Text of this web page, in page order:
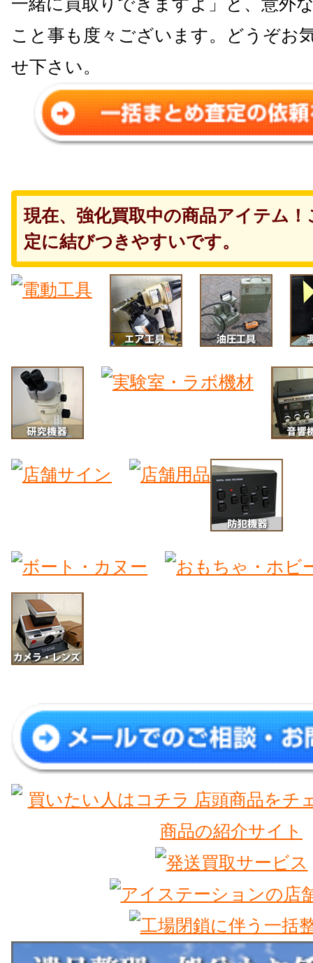
一緒に買取りできますよ」と、意外
こと事も度々ございます。どうぞお
せ下さい。
現在、強化買取中の商品アイテム
定に結びつきやすいです。